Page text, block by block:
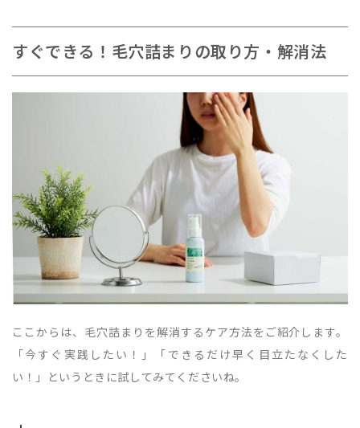
すぐできる！毛穴詰まりの取り方・解消法
ここからは、毛穴詰まりを解消するケア方法をご紹介します。
「今すぐ実践したい！」「できるだけ早く目立たなくした
い！」というときに試してみてくださいね。